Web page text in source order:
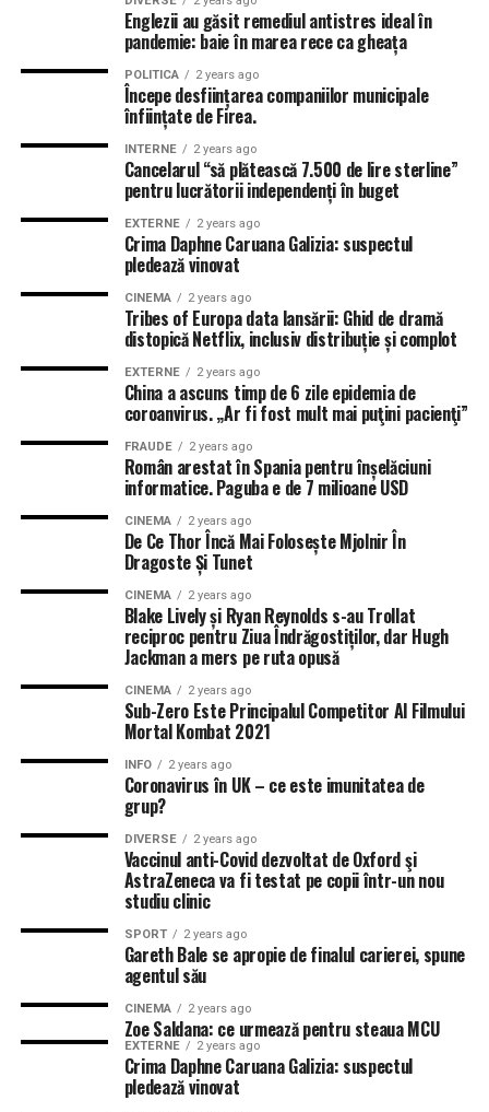
Englezii au găsit remediul antistres ideal în
pandemie: baie în marea rece ca gheața
POLITICA 2 years ago
Începe desființarea companiilor municipale
înființate de Firea.
INTERNE 2 years ago
Cancelarul “să plătească 7.500 de lire sterline”
pentru lucrătorii independenți în buget
EXTERNE 2 years ago
Crima Daphne Caruana Galizia: suspectul
pledează vinovat
CINEMA 2 years ago
Tribes of Europa data lansării: Ghid de dramă
distopică Netflix, inclusiv distribuție și complot
EXTERNE 2 years ago
China a ascuns timp de 6 zile epidemia de
coroanvirus. „Ar fi fost mult mai puţini pacienţi”
FRAUDE 2 years ago
Român arestat în Spania pentru înșelăciuni
informatice. Paguba e de 7 milioane USD
CINEMA 2 years ago
De Ce Thor Încă Mai Folosește Mjolnir În
Dragoste Și Tunet
CINEMA 2 years ago
Blake Lively și Ryan Reynolds s-au Trollat
reciproc pentru Ziua Îndrăgostiților, dar Hugh
Jackman a mers pe ruta opusă
CINEMA 2 years ago
Sub-Zero Este Principalul Competitor Al Filmului
Mortal Kombat 2021
INFO 2 years ago
Coronavirus în UK – ce este imunitatea de
grup?
DIVERSE 2 years ago
Vaccinul anti-Covid dezvoltat de Oxford şi
AstraZeneca va fi testat pe copii într-un nou
studiu clinic
SPORT 2 years ago
Gareth Bale se apropie de finalul carierei, spune
agentul său
CINEMA 2 years ago
Zoe Saldana: ce urmează pentru steaua MCU
EXTERNE 2 years ago
Crima Daphne Caruana Galizia: suspectul
pledează vinovat